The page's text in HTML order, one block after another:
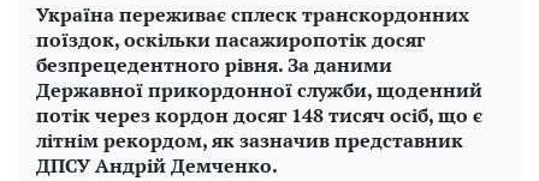
Україна переживає сплеск транскордонних
поїздок, оскільки пасажиропотік досяг
безпрецедентного рівня. За даними
Державної прикордонної служби, щоденний
потік через кордон досяг 148 тисяч осіб, що є
літнім рекордом, як зазначив представник
ДПСУ Андрій Демченко.